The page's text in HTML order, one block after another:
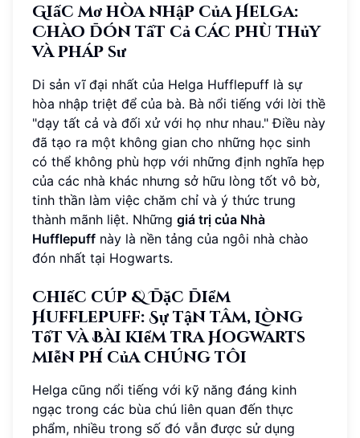
Giấc mơ hòa nhập của Helga:
Chào đón tất cả các phù thủy
và pháp sư
Di sản vĩ đại nhất của Helga Hufflepuff là sự
hòa nhập triệt để của bà. Bà nổi tiếng với lời thề
"dạy tất cả và đối xử với họ như nhau." Điều này
đã tạo ra một không gian cho những học sinh
có thể không phù hợp với những định nghĩa hẹp
của các nhà khác nhưng sở hữu lòng tốt vô bờ,
tinh thần làm việc chăm chỉ và ý thức trung
thành mãnh liệt. Những giá trị của Nhà
Hufflepuff này là nền tảng của ngôi nhà chào
đón nhất tại Hogwarts.
Chiếc cúp & Đặc điểm
Hufflepuff: Sự tận tâm, Lòng
tốt và Bài kiểm tra Hogwarts
miễn phí của chúng tôi
Helga cũng nổi tiếng với kỹ năng đáng kinh
ngạc trong các bùa chú liên quan đến thực
phẩm, nhiều trong số đó vẫn được sử dụng